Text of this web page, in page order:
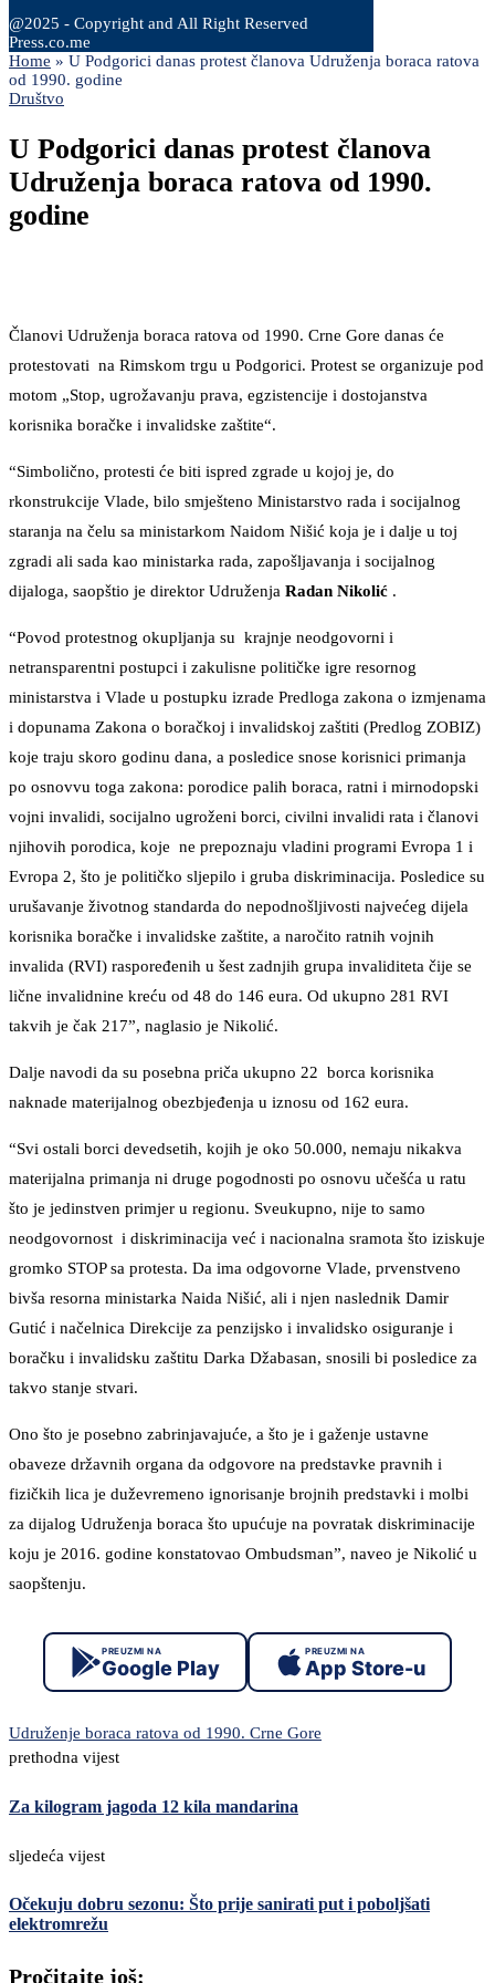
@2025 - Copyright and All Right Reserved
Press.co.me
Home » U Podgorici danas protest članova Udruženja boraca ratova
od 1990. godine
Društvo
U Podgorici danas protest članova
Udruženja boraca ratova od 1990.
godine
Članovi Udruženja boraca ratova od 1990. Crne Gore danas će
protestovati na Rimskom trgu u Podgorici. Protest se organizuje pod
motom „Stop, ugrožavanju prava, egzistencije i dostojanstva
korisnika boračke i invalidske zaštite“.
“Simbolično, protesti će biti ispred zgrade u kojoj je, do
rkonstrukcije Vlade, bilo smješteno Ministarstvo rada i socijalnog
staranja na čelu sa ministarkom Naidom Nišić koja je i dalje u toj
zgradi ali sada kao ministarka rada, zapošljavanja i socijalnog
dijaloga, saopštio je direktor Udruženja Radan Nikolić .
“Povod protestnog okupljanja su krajnje neodgovorni i
netransparentni postupci i zakulisne političke igre resornog
ministarstva i Vlade u postupku izrade Predloga zakona o izmjenama
i dopunama Zakona o boračkoj i invalidskoj zaštiti (Predlog ZOBIZ)
koje traju skoro godinu dana, a posledice snose korisnici primanja
po osnovvu toga zakona: porodice palih boraca, ratni i mirnodopski
vojni invalidi, socijalno ugroženi borci, civilni invalidi rata i članovi
njihovih porodica, koje ne prepoznaju vladini programi Evropa 1 i
Evropa 2, što je političko sljepilo i gruba diskriminacija. Posledice su
urušavanje životnog standarda do nepodnošljivosti najvećeg dijela
korisnika boračke i invalidske zaštite, a naročito ratnih vojnih
invalida (RVI) raspoređenih u šest zadnjih grupa invaliditeta čije se
lične invalidnine kreću od 48 do 146 eura. Od ukupno 281 RVI
takvih je čak 217”, naglasio je Nikolić.
Dalje navodi da su posebna priča ukupno 22 borca korisnika
naknade materijalnog obezbjeđenja u iznosu od 162 eura.
“Svi ostali borci devedsetih, kojih je oko 50.000, nemaju nikakva
materijalna primanja ni druge pogodnosti po osnovu učešća u ratu
što je jedinstven primjer u regionu. Sveukupno, nije to samo
neodgovornost i diskriminacija već i nacionalna sramota što iziskuje
gromko STOP sa protesta. Da ima odgovorne Vlade, prvenstveno
bivša resorna ministarka Naida Nišić, ali i njen naslednik Damir
Gutić i načelnica Direkcije za penzijsko i invalidsko osiguranje i
boračku i invalidsku zaštitu Darka Džabasan, snosili bi posledice za
takvo stanje stvari.
Ono što je posebno zabrinjavajuće, a što je i gaženje ustavne
obaveze državnih organa da odgovore na predstavke pravnih i
fizičkih lica je duževremeno ignorisanje brojnih predstavki i molbi
za dijalog Udruženja boraca što upućuje na povratak diskriminacije
koju je 2016. godine konstatovao Ombudsman”, naveo je Nikolić u
saopštenju.
PREUZMI NA
Google Play
PREUZMI NA
App Store-u
Udruženje boraca ratova od 1990. Crne Gore
prethodna vijest
Za kilogram jagoda 12 kila mandarina
sljedeća vijest
Očekuju dobru sezonu: Što prije sanirati put i poboljšati
elektromrežu
Pročitajte još: